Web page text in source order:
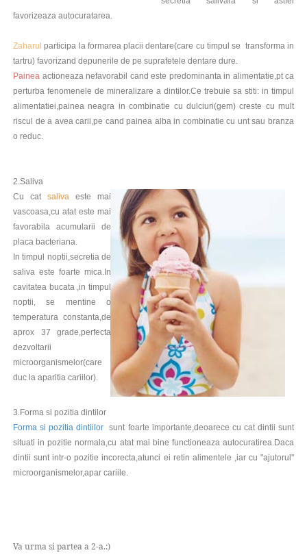
favorizeaza autocuratarea.
Zaharul participa la formarea placii dentare(care cu timpul se transforma in
tartru) favorizand depunerile de pe suprafetele dentare dure.
Painea actioneaza nefavorabil cand este predominanta in alimentatie,pt ca
perturba fenomenele de mineralizare a dintilor.Ce trebuie sa stiti: in timpul
alimentatiei,painea neagra in combinatie cu dulciuri(gem) creste cu mult
riscul de a avea carii,pe cand painea alba in combinatie cu unt sau branza
o reduc.
2.Saliva
Cu catsaliva este mai
vascoasa,cu atat este mai
favorabila acumularii de
placa bacteriana.
In timpul noptii,secretia de
saliva este foarte mica.In
cavitatea bucata ,in timpul
noptii, se mentine o
temperatura constanta,de
aprox 37 grade,perfecta
dezvoltarii
microorganismelor(care
duc la aparitia cariilor).
3.Forma si pozitia dintilor
Forma si pozitia dintiilor sunt foarte importante,deoarece cu cat dintii sunt
situati in pozitie normala,cu atat mai bine functioneaza autocuratirea.Daca
dintii sunt intr-o pozitie incorecta,atunci ei retin alimentele ,iar cu "ajutorul"
microorganismelor,apar cariile.
Va urma si partea a 2-a.:)